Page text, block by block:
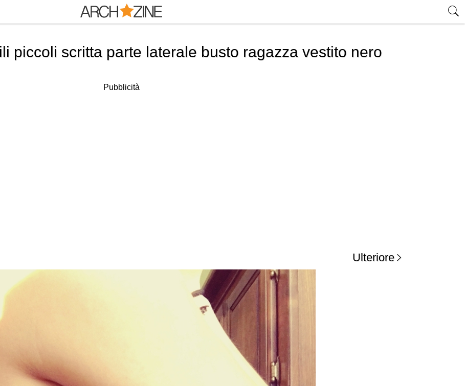
piccoli scritta parte laterale busto ragazza vestito nero
Pubblicità
Ulteriore